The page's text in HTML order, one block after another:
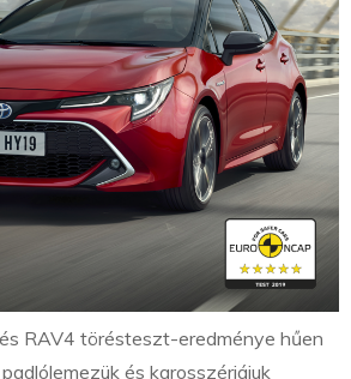
RAV4 törésteszt-eredménye hűen
és karosszériájuk